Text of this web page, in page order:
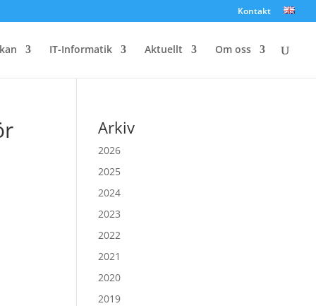
Kontakt
IT-Informatik Aktuellt Om oss
Arkiv
2026
2025
2024
2023
2022
2021
2020
2019